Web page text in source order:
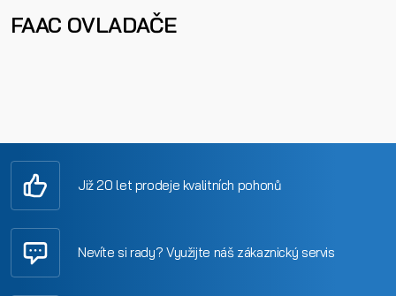
FAAC OVLADAČE
Již 20 let prodeje kvalitních pohonů
Nevíte si rady? Využijte náš zákaznický servis